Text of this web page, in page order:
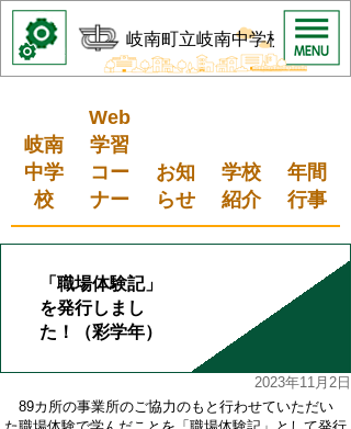
岐南町立岐南中学校
岐南
中学
校
Web
学習
コー
ナー
お知
らせ
学校
紹介
年間
行事
「職場体験記」
を発行しまし
た！（彩学年）
2023年11月2日
89カ所の事業所のご協力のもと行わせていただい